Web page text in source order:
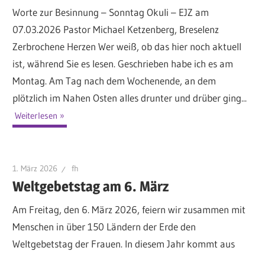
Worte zur Besinnung – Sonntag Okuli – EJZ am
07.03.2026 Pastor Michael Ketzenberg, Breselenz
Zerbrochene Herzen Wer weiß, ob das hier noch aktuell
ist, während Sie es lesen. Geschrieben habe ich es am
Montag. Am Tag nach dem Wochenende, an dem
plötzlich im Nahen Osten alles drunter und drüber ging...
Weiterlesen
1. März 2026 fh
Weltgebetstag am 6. März
Am Freitag, den 6. März 2026, feiern wir zusammen mit
Menschen in über 150 Ländern der Erde den
Weltgebetstag der Frauen. In diesem Jahr kommt aus